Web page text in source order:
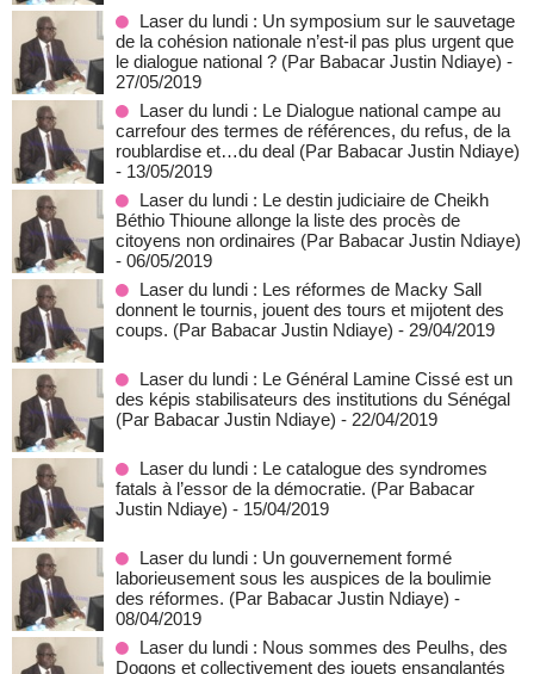
Laser du lundi : Un symposium sur le sauvetage
de la cohésion nationale n’est-il pas plus urgent que
le dialogue national ? (Par Babacar Justin Ndiaye) -
27/05/2019
Laser du lundi : Le Dialogue national campe au
carrefour des termes de références, du refus, de la
roublardise et…du deal (Par Babacar Justin Ndiaye)
- 13/05/2019
Laser du lundi : Le destin judiciaire de Cheikh
Béthio Thioune allonge la liste des procès de
citoyens non ordinaires (Par Babacar Justin Ndiaye)
- 06/05/2019
Laser du lundi : Les réformes de Macky Sall
donnent le tournis, jouent des tours et mijotent des
coups. (Par Babacar Justin Ndiaye) - 29/04/2019
Laser du lundi : Le Général Lamine Cissé est un
des képis stabilisateurs des institutions du Sénégal
(Par Babacar Justin Ndiaye) - 22/04/2019
Laser du lundi : Le catalogue des syndromes
fatals à l’essor de la démocratie. (Par Babacar
Justin Ndiaye) - 15/04/2019
Laser du lundi : Un gouvernement formé
laborieusement sous les auspices de la boulimie
des réformes. (Par Babacar Justin Ndiaye) -
08/04/2019
Laser du lundi : Nous sommes des Peulhs, des
Dogons et collectivement des jouets ensanglantés